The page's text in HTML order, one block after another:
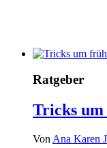
Ratgeber
Tricks um
Von Ana Karen